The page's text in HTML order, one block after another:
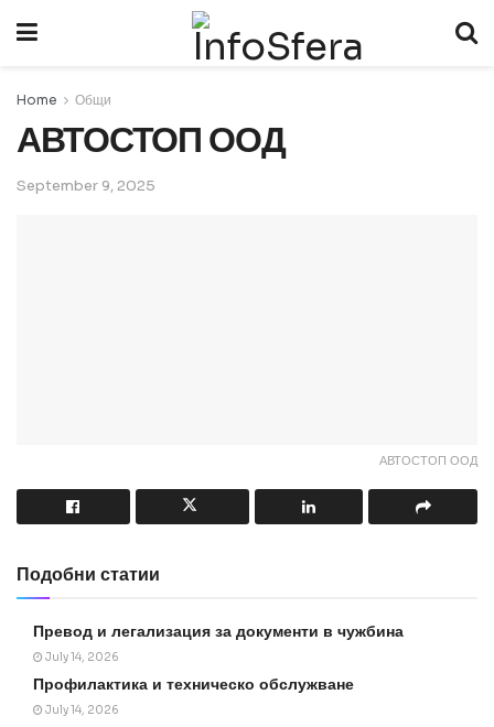
Home Общи
АВТОСТОП ООД
September 9, 2025
АВТОСТОП ООД
Подобни статии
Превод и легализация за документи в чужбина
July 14, 2026
Профилактика и техническо обслужване
July 14, 2026